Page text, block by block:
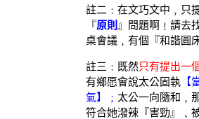
註二﹕在文巧文中﹐只
『原則 』問題啊﹗請去
桌會議﹐有個『和諧圓
註三﹕既然只有提出一
有鄉愿會說太公固執
【
氣】﹔ 太公一向隨和﹐
符合她潑辣『害勁』﹑